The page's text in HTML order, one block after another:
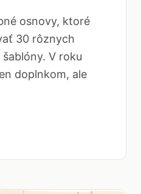
osnovy, ktoré
30 rôznych
V roku
doplnkom, ale